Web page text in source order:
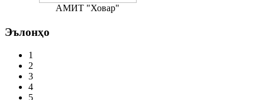
АМИТ "Ховар"
Эълонҳо
1
2
3
4
5